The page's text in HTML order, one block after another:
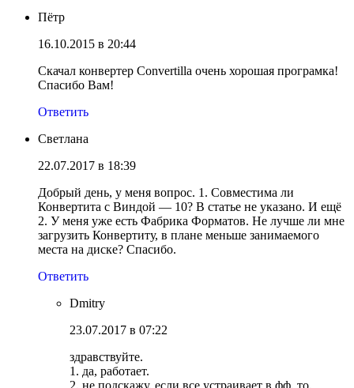
Пётр
16.10.2015 в 20:44
Скачал конвертер Convertilla очень хорошая програмка!
Спасибо Вам!
Ответить
Светлана
22.07.2017 в 18:39
Добрый день, у меня вопрос. 1. Совместима ли
Конвертита с Виндой — 10? В статье не указано. И ещё
2. У меня уже есть Фабрика Форматов. Не лучше ли мне
загрузить Конвертиту, в плане меньше занимаемого
места на диске? Спасибо.
Ответить
Dmitry
23.07.2017 в 07:22
здравствуйте.
1. да, работает.
2. не подскажу. если все устраивает в фф, то,